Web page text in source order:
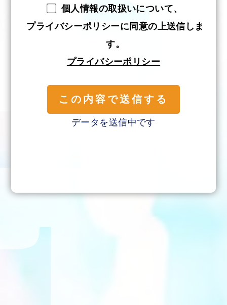
個人情報の取扱いについて、
プライバシーポリシーに同意の上送信しま
す。
プライバシーポリシー
データを送信中です